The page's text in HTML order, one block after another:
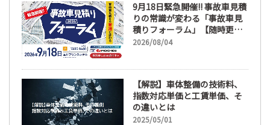
9月18日緊急開催!! 事故車見積
りの常識が変わる「事故車見
積りフォーラム」【随時更
新】
2026/08/04
【解説】車体整備の技術料、
指数対応単価と工賃単価、そ
の違いとは
2025/05/01